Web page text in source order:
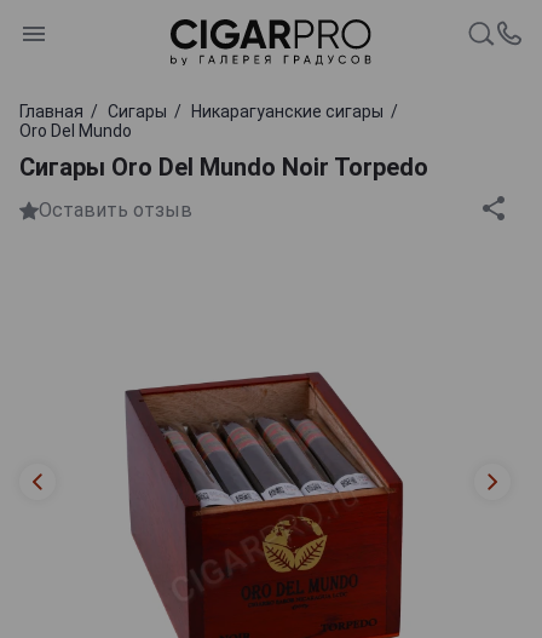
Главная Сигары
Никарагуанские сигары
Oro Del Mundo
Сигары Oro Del Mundo Noir Torpedo
Оставить отзыв